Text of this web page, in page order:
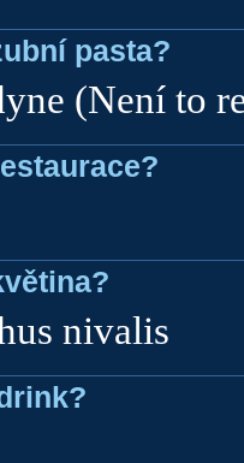
pasta?
(Není to
nivalis